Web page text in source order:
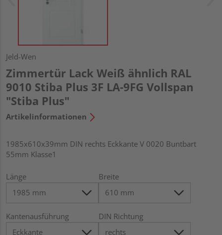
Jeld-Wen
Zimmertür Lack Weiß ähnlich RAL
9010 Stiba Plus 3F LA-9FG Vollspan
"Stiba Plus"
Artikelinformationen
1985x610x39mm DIN rechts Eckkante V 0020 Buntbart
55mm Klasse1
Länge Breite
Kantenausführung DIN Richtung